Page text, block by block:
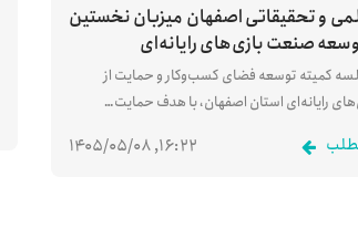
و تحقیقاتی اصفهان میزبان نخستین
صنعت بازی‌های رایانه‌ای
کمیته توسعه فضای کسب‌وکار و حمایت از
رایانه‌ای استان اصفهان، با هدف حمایت…
۱۶:۲۲, ۱۴۰۵/۰۵/۰۸